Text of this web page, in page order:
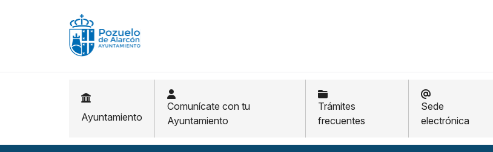
Ayuntamiento
Comunícate con tu
Ayuntamiento
Trámites
frecuentes
Sede
electrónica